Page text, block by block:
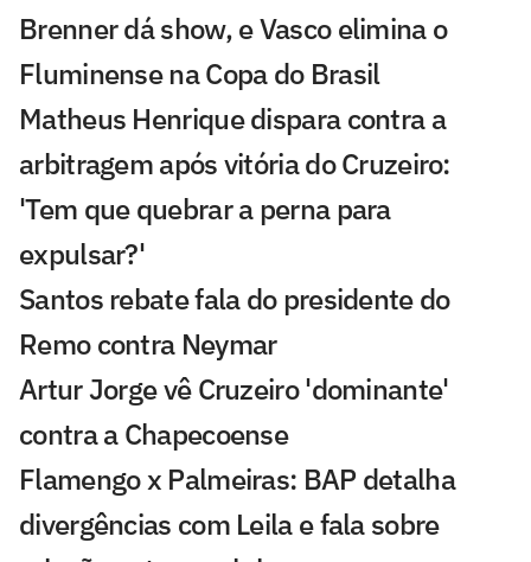
Brenner dá show, e Vasco elimina o
Fluminense na Copa do Brasil
Matheus Henrique dispara contra a
arbitragem após vitória do Cruzeiro:
'Tem que quebrar a perna para
expulsar?'
Santos rebate fala do presidente do
Remo contra Neymar
Artur Jorge vê Cruzeiro 'dominante'
contra a Chapecoense
Flamengo x Palmeiras: BAP detalha
divergências com Leila e fala sobre